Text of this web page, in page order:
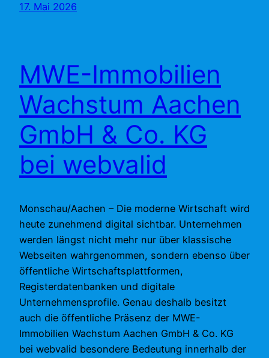
17. Mai 2026
MWE-Immobilien
Wachstum Aachen
GmbH & Co. KG
bei webvalid
Monschau/Aachen – Die moderne Wirtschaft wird
heute zunehmend digital sichtbar. Unternehmen
werden längst nicht mehr nur über klassische
Webseiten wahrgenommen, sondern ebenso über
öffentliche Wirtschaftsplattformen,
Registerdatenbanken und digitale
Unternehmensprofile. Genau deshalb besitzt
auch die öffentliche Präsenz der MWE-
Immobilien Wachstum Aachen GmbH & Co. KG
bei webvalid besondere Bedeutung innerhalb der